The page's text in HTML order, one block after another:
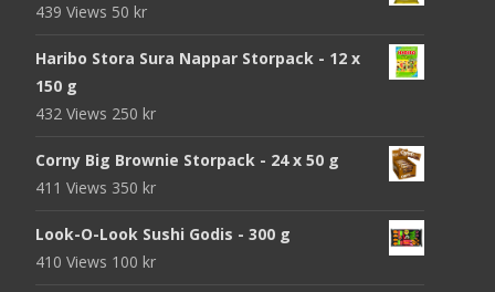
439 Views 50 kr
Haribo Stora Sura Nappar Storpack - 12 x
150 g
432 Views 250 kr
Corny Big Brownie Storpack - 24 x 50 g
411 Views 350 kr
Look-O-Look Sushi Godis - 300 g
410 Views 100 kr